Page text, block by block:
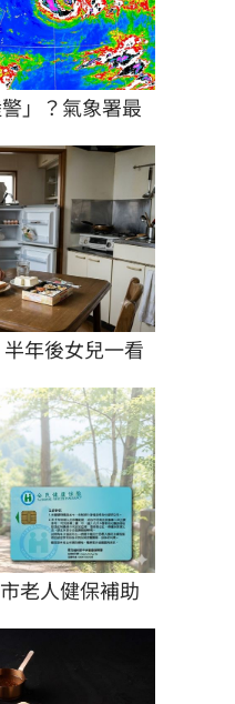
」？氣象署最
年後女兒一看
老人健保補助